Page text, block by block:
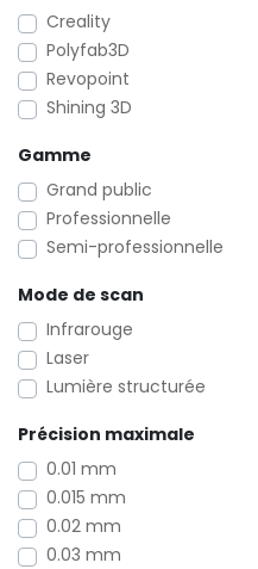
Creality
Polyfab3D
Revopoint
Shining 3D
Gamme
Grand public
Professionnelle
Semi-professionnelle
Mode de scan
Infrarouge
Laser
Lumière structurée
Précision maximale
0.01 mm
0.015 mm
0.02 mm
0.03 mm